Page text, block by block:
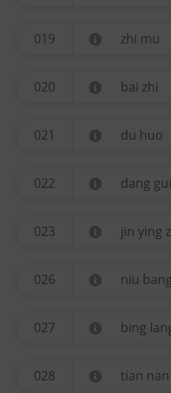
019 zhi mu
020 bai zhi
021 du huo
022 dang gui
023 jin ying
026 niu
027 bing
028 tian